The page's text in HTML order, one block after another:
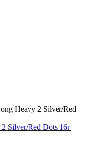
Silver/Red Dots 16г